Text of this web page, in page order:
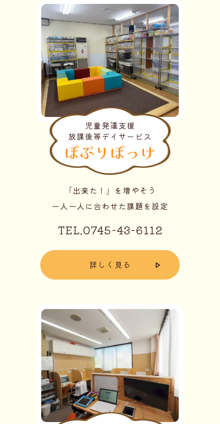
児童発達支援
放課後等デイサービス
ぽぷりぽっけ
「出来た！」を増やそう
一人一人に合わせた課題を設定
TEL.0745-43-6112
詳しく見る